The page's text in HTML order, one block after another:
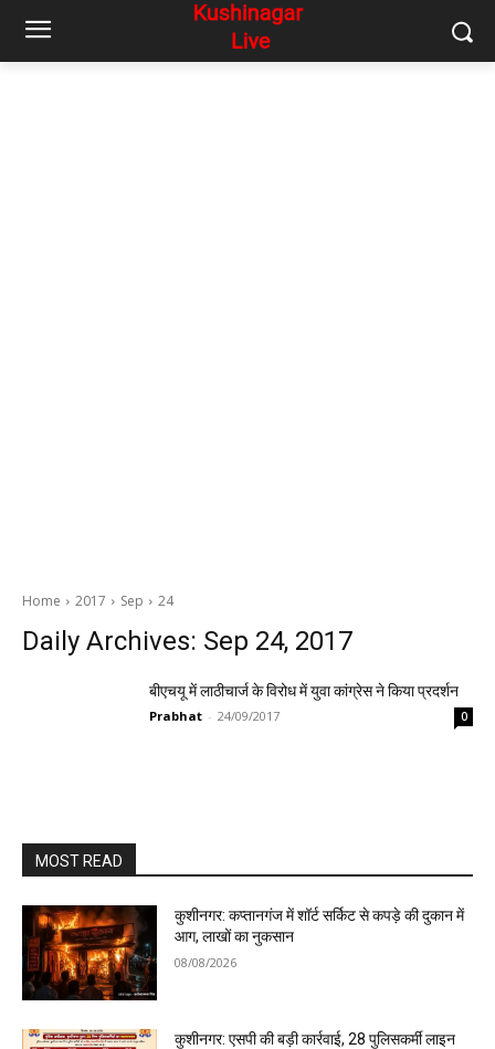
Home 2017 Sep 24
Daily Archives: Sep 24, 2017
बीएचयू में लाठीचार्ज के विरोध में युवा कांग्रेस ने किया प्रदर्शन
Prabhat - 24/09/2017 0
MOST READ
कुशीनगर: कप्तानगंज में शॉर्ट सर्किट से कपड़े की दुकान में
आग, लाखों का नुकसान
08/08/2026
कुशीनगर: एसपी की बड़ी कार्रवाई, 28 पुलिसकर्मी लाइन